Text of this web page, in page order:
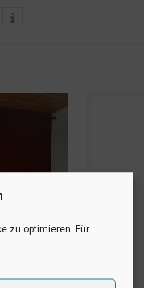
zu optimieren. Für